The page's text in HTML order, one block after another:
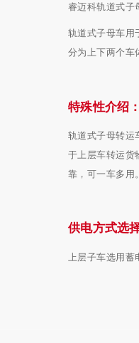
睿迈科轨道式子
轨道式子母车用
分为上下两个车
特殊性介绍：
轨道式子母转运
于上层车转运货
靠，可一车多用。
供电方式选
上层子车选用